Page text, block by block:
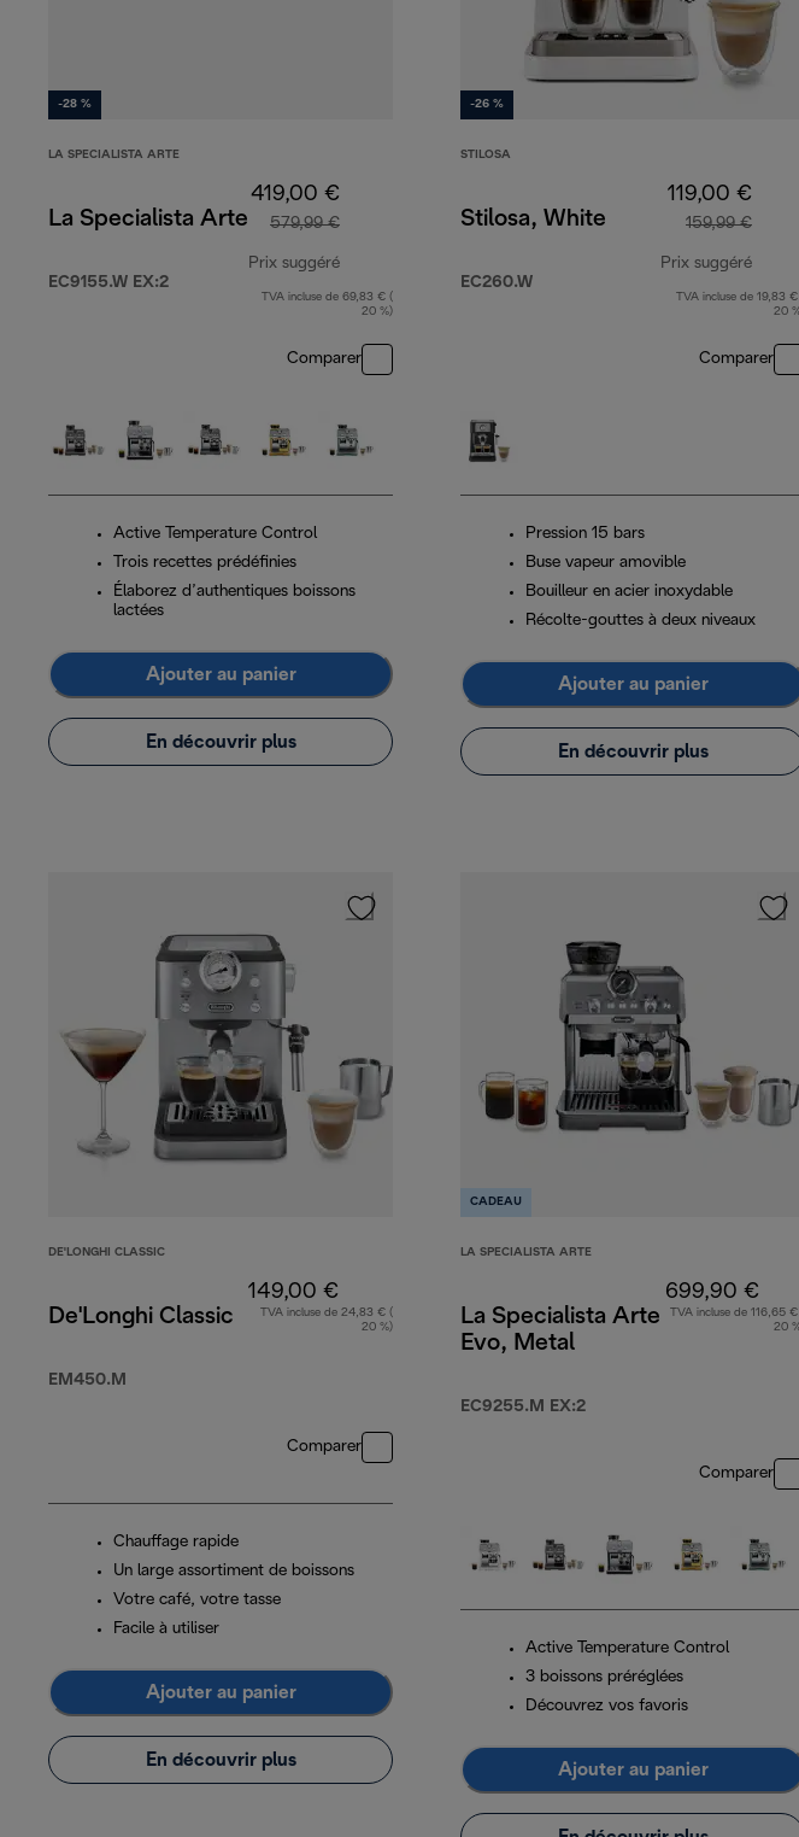
-28 %
LA SPECIALISTA ARTE
La Specialista Arte
EC9155.W EX:2
419,00 €
579,99 €
Prix suggéré
prix original 579,99 €
TVA incluse de 69,83 € (
20 %)
Comparer
Active Temperature Control
Trois recettes prédéfinies
Élaborez d’authentiques boissons
lactées
Ajouter au panier
En découvrir plus
-26 %
STILOSA
Stilosa, White
EC260.W
119,00 €
159,99 €
Prix suggéré
prix
TVA incluse de 19,83 €
20
Comparer
Pression 15 bars
Buse vapeur amovible
Bouilleur en acier inoxydable
Récolte-gouttes à deux niveaux
Ajouter au panier
En découvrir plus
DE'LONGHI CLASSIC
De'Longhi Classic
EM450.M
149,00 €
TVA incluse de 24,83 € (
20 %)
Comparer
Chauffage rapide
Un large assortiment de boissons
Votre café, votre tasse
Facile à utiliser
Ajouter au panier
En découvrir plus
CADEAU
LA SPECIALISTA ARTE
La Specialista Arte
Evo, Metal
EC9255.M EX:2
699,90 €
TVA incluse de 116,65 €
20
Comparer
Active Temperature Control
3 boissons préréglées
Découvrez vos favoris
Ajouter au panier